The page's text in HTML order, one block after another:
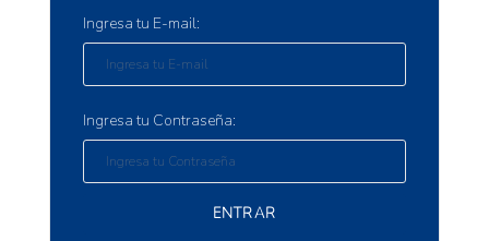
Ingresa tu E-mail:
Ingresa tu Contraseña:
ENTRAR